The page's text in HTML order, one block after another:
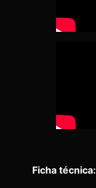
Ficha técnica: